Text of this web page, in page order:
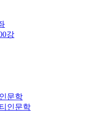
강
문학
인문학